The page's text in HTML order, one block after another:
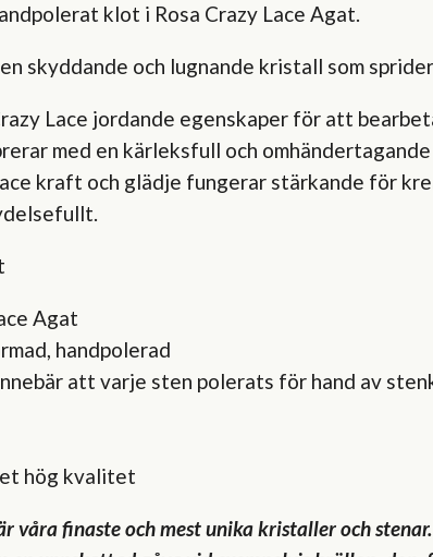
klot i Rosa Crazy Lace Agat.
skyddande och lugnande kristall som
Lace jordande egenskaper för att
med en kärleksfull och
kraft och glädje fungerar stärkande för
Agat
handpolerad
att varje sten polerats för hand av
hög kvalitet
våra finaste och mest unika kristaller och